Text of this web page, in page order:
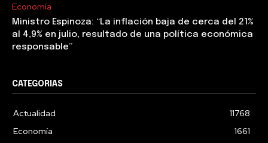
Economía
Ministro Espinoza: “La inflación baja de cerca del 21%
al 4,9% en julio, resultado de una política económica
responsable”
CATEGORIAS
Actualidad
11768
Economía
1661